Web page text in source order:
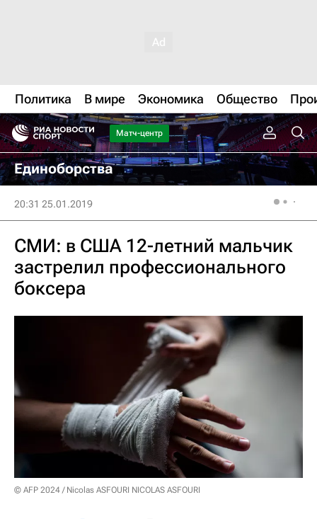
Политика В мире Экономика Общество
Матч-центр
Единоборства
20:31 25.01.2019
СМИ: в США 12-летний мальчик
застрелил профессионального
боксера
© AFP 2024 / Nicolas ASFOURI NICOLAS ASFOURI